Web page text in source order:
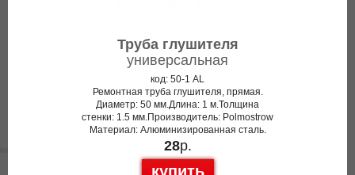
Труба глушителя
универсальная
код: 50-1 AL
Ремонтная труба глушителя, прямая.
Диаметр: 50 мм.Длина: 1 м.Толщина
стенки: 1.5 мм.Производитель: Polmostrow
Материал: Алюминизированная сталь.
28р.
купить